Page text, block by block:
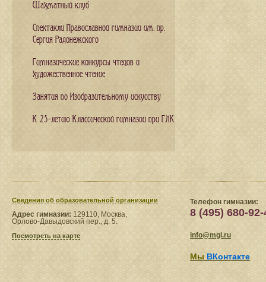
Шахматный клуб
Спектакли Православной гимназии им. пр.
Сергия Радонежского
Гимназические конкурсы чтецов и
художественное чтение
Занятия по Изобразительному искусству
К 25-летию Классической гимназии при ГЛК
Сведения​ об образовательной организации
Адрес гимназии: 129110, Москва,
Орлово-Давыдовский пер., д. 5.
Посмотреть на карте
Телефон гимназии:
8 (495) 680-92-
info@mgl.ru
Мы ВКонтакте